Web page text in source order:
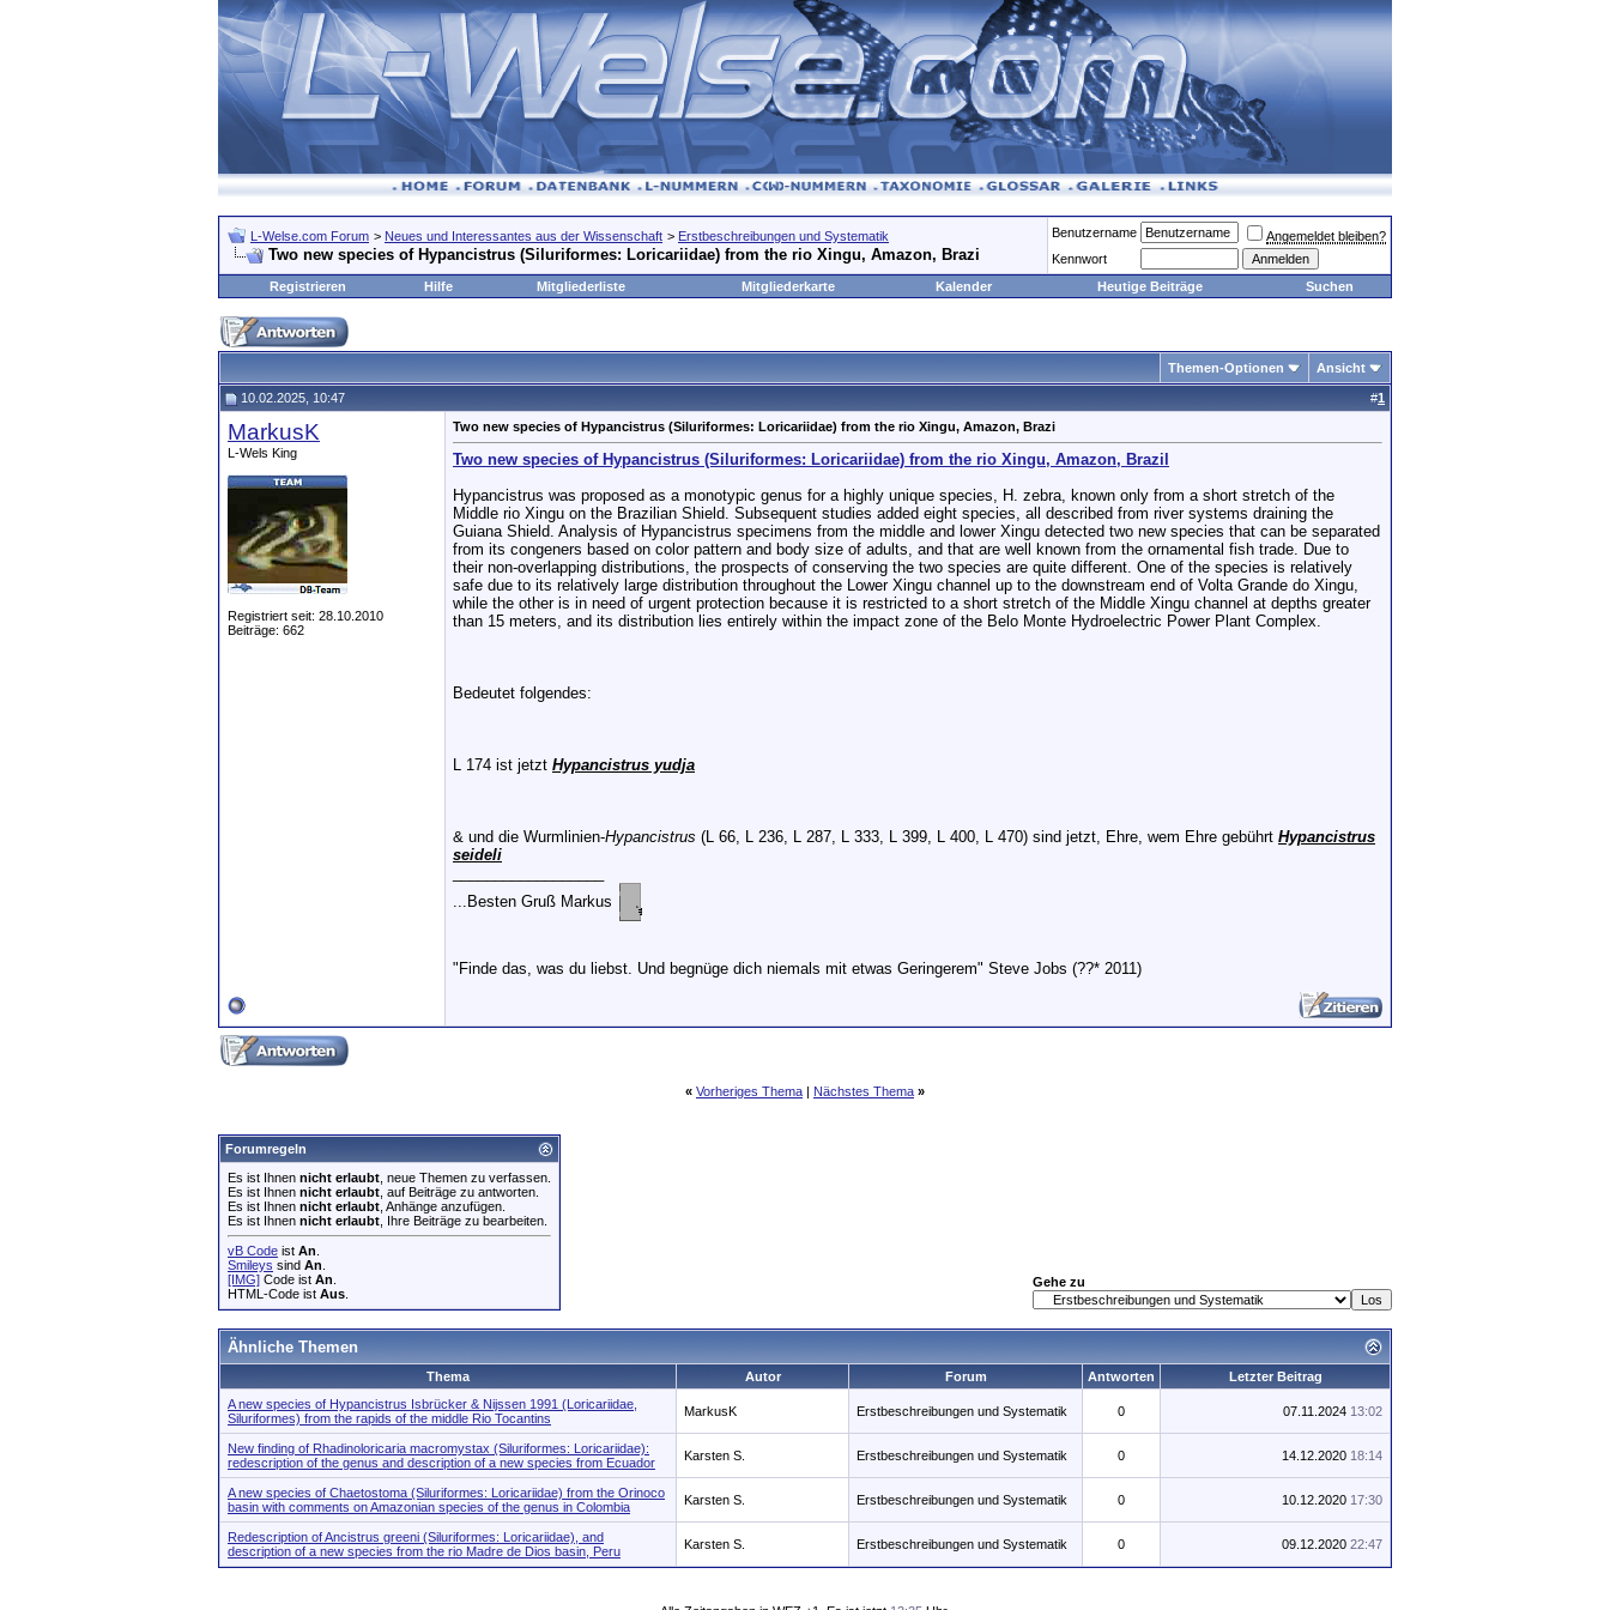
L-Welse.com Forum > Neues und Interessantes aus der Wissenschaft > Erstbeschreibungen und Systematik
Two new species of Hypancistrus (Siluriformes: Loricariidae) from the rio Xingu, Amazon, Brazi
Benutzername
Angemeldet bleiben?
Kennwort
Registrieren
Hilfe Mitgliederliste Mitgliederkarte Kalender Heutige Beiträge Suchen
Themen-Optionen Ansicht
10.02.2025, 10:47 #1
MarkusK
L-Wels King
Registriert seit: 28.10.2010
Beiträge: 662
Two new species of Hypancistrus (Siluriformes: Loricariidae) from the rio Xingu, Amazon, Brazi
Two new species of Hypancistrus (Siluriformes: Loricariidae) from the rio Xingu, Amazon, Brazil
Hypancistrus was proposed as a monotypic genus for a highly unique species, H. zebra, known only from a short stretch of the
Middle rio Xingu on the Brazilian Shield. Subsequent studies added eight species, all described from river systems draining the
Guiana Shield. Analysis of Hypancistrus specimens from the middle and lower Xingu detected two new species that can be separated
from its congeners based on color pattern and body size of adults, and that are well known from the ornamental fish trade. Due to
their non-overlapping distributions, the prospects of conserving the two species are quite different. One of the species is relatively
safe due to its relatively large distribution throughout the Lower Xingu channel up to the downstream end of Volta Grande do Xingu,
while the other is in need of urgent protection because it is restricted to a short stretch of the Middle Xingu channel at depths greater
than 15 meters, and its distribution lies entirely within the impact zone of the Belo Monte Hydroelectric Power Plant Complex.
Bedeutet folgendes:
L 174 ist jetzt Hypancistrus yudja
& und die Wurmlinien-Hypancistrus (L 66, L 236, L 287, L 333, L 399, L 400, L 470) sind jetzt, Ehre, wem Ehre gebührt Hypancistrus
seideli
...Besten Gruß Markus
"Finde das, was du liebst. Und begnüge dich niemals mit etwas Geringerem" Steve Jobs (??* 2011)
« Vorheriges Thema | Nächstes Thema »
Forumregeln
Es ist Ihnen nicht erlaubt , neue Themen zu verfassen.
Es ist Ihnen nicht erlaubt , auf Beiträge zu antworten.
Es ist Ihnen nicht erlaubt , Anhänge anzufügen.
Es ist Ihnen nicht erlaubt , Ihre Beiträge zu bearbeiten.
vB Code ist An
Smileys sind An
[IMG] Code ist An
HTML-Code ist Aus
Gehe zu
Ähnliche Themen
Thema Autor Forum Antworten
Letzter Beitrag
A new species of Hypancistrus Isbrücker & Nijssen 1991 (Loricariidae,
Siluriformes) from the rapids of the middle Rio Tocantins
MarkusK Erstbeschreibungen und Systematik 0 07.11.2024 13:02
New finding of Rhadinoloricaria macromystax (Siluriformes: Loricariidae):
redescription of the genus and description of a new species from Ecuador
Karsten S. Erstbeschreibungen und Systematik 0 14.12.2020 18:14
A new species of Chaetostoma (Siluriformes: Loricariidae) from the Orinoco
basin with comments on Amazonian species of the genus in Colombia
Karsten S. Erstbeschreibungen und Systematik 0 10.12.2020 17:30
Redescription of Ancistrus greeni (Siluriformes: Loricariidae), and
description of a new species from the rio Madre de Dios basin, Peru
Karsten S. Erstbeschreibungen und Systematik 0 09.12.2020 22:47